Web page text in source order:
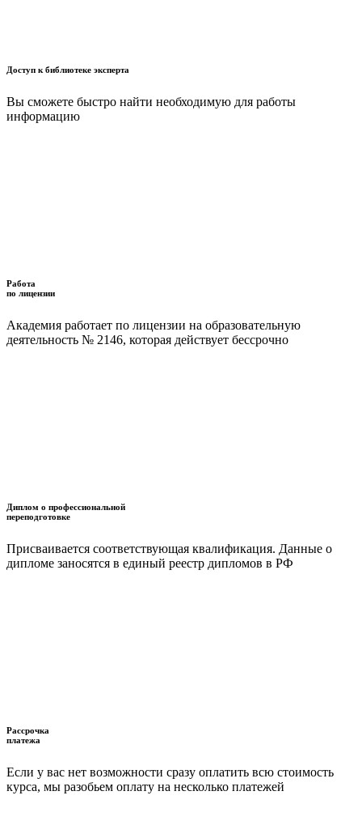
Доступ к библиотеке эксперта
Вы сможете быстро найти необходимую для работы
информацию
Работа
по лицензии
Академия работает по лицензии на образовательную
деятельность № 2146, которая действует бессрочно
Диплом о профессиональной
переподготовке
Присваивается соответствующая квалификация. Данные о
дипломе заносятся в единый реестр дипломов в РФ
Рассрочка
платежа
Если у вас нет возможности сразу оплатить всю стоимость
курса, мы разобьем оплату на несколько платежей